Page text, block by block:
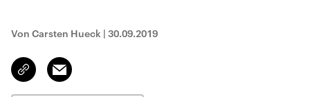
Von Carsten Hueck | 30.09.2019
Link
kopieren/teilen
Email